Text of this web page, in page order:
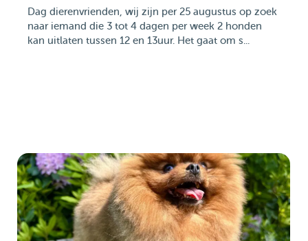
Dag dierenvrienden, wij zijn per 25 augustus op zoek
naar iemand die 3 tot 4 dagen per week 2 honden
kan uitlaten tussen 12 en 13uur. Het gaat om s...